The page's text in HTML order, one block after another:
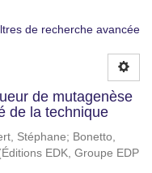
de recherche avancée
de mutagenèse
de la technique
Stéphane; Bonetto,
Éditions EDK, Groupe EDP